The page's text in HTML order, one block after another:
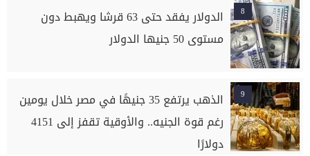
8
الدولار يفقد حتى 63 قرشا ويهبط دون
مستوى 50 جنيها الدولار
9
الذهب يرتفع 35 جنيهًا في مصر خلال يومين
رغم قوة الجنيه.. والأوقية تقفز إلى 4151
دولارًا